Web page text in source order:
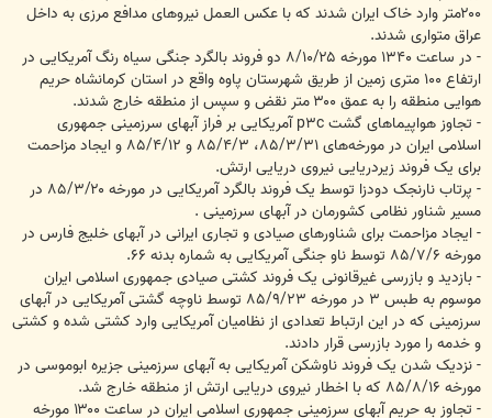
۲۰۰‬متر وارد خاک ایران شدند که با عکس العمل نیروهای مدافع مرزی به داخل
عراق متواری شدند.
- در ساعت ‪ ۱۳۴۰‬مورخه ‪ ۸/۱۰/۲۵‬دو فروند بالگرد جنگی سیاه رنگ آمریکایی در
ارتفاع ‪ ۱۰۰‬متری زمین از طریق شهرستان پاوه واقع در استان کرمانشاه حریم
هوایی منطقه را به عمق ‪ ۳۰۰‬متر نقض و سپس از منطقه خارج شدند.
- تجاوز هواپیماهای گشت ‪ p۳c‬آمریکایی بر فراز آبهای سرزمینی جمهوری
اسلامی ایران در مورخه‌های ‪ ۸۵/۴/۳ ،۸۵/۳/۳۱‬و ‪ ۸۵/۴/۱۲‬و ایجاد مزاحمت
برای یک فروند زیردریایی نیروی دریایی ارتش.
- پرتاب نارنجک دودزا توسط یک فروند بالگرد آمریکایی در مورخه ‪۸۵/۳/۲۰‬ در
مسیر شناور نظامی کشورمان در آبهای سرزمینی .
- ایجاد مزاحمت برای شناورهای صیادی و تجاری ایرانی در آبهای خلیج فارس در
مورخه ‪ ۸۵/۷/۶‬توسط ناو جنگی آمریکایی به شماره بدنه ‪.۶۶‬
- بازدید و بازرسی غیرقانونی یک فروند کشتی صیادی جمهوری اسلامی ایران
موسوم به طبس ‪ ۳‬در مورخه ‪ ۸۵/۹/۲۳‬توسط ناوچه گشتی آمریکایی در آبهای
سرزمینی که در این ارتباط تعدادی از نظامیان آمریکایی وارد کشتی شده و کشتی
و خدمه را مورد بازرسی قرار دادند.
- نزدیک شدن یک فروند ناوشکن آمریکایی به آبهای سرزمینی جزیره ابوموسی در
مورخه ‪ ۸۵/۸/۱۶‬که با اخطار نیروی دریایی ارتش از منطقه خارج شد.